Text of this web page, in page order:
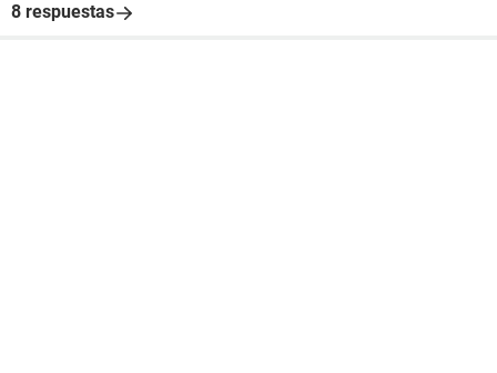
8 respuestas